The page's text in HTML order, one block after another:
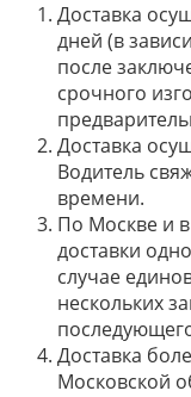
Доставка
дней (в
после
срочного
Доставка
Водитель
времени.
По Москве и
доставки
случае
нескольких
Доставка
Московской